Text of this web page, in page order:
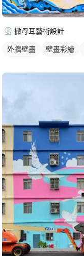
撒母耳藝術設計
外牆壁畫 壁畫彩繪